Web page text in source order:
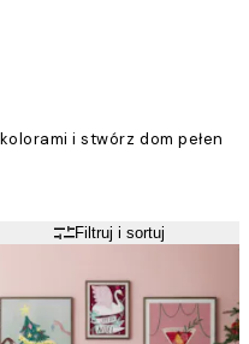
i stwórz dom pełen
Filtruj i sortuj